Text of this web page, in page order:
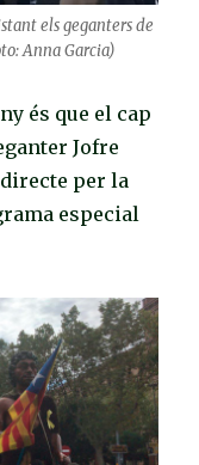
els geganters de
Anna Garcia)
és que el cap
Jofre
per la
especial